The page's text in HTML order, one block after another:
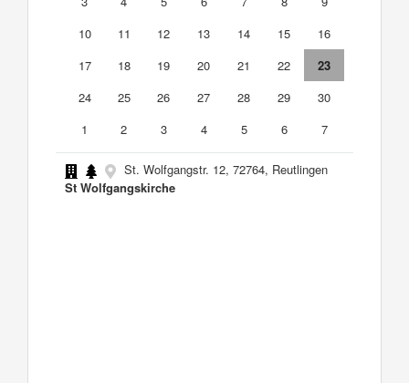
10
11 12 13 14 15
16
17
18 19 20 21 22
23
24
25 26 27 28 29
30
1
2 3 4 5 6 7
St. Wolfgangstr. 12, 72764, Reutlingen
St Wolfgangskirche